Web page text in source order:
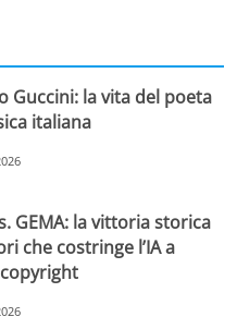
Guccini: la vita del poeta
italiana
GEMA: la vittoria storica
che costringe l’IA a